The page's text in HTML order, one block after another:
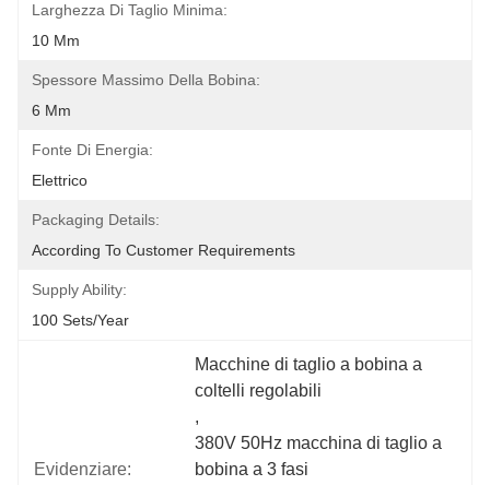
Larghezza Di Taglio Minima:
10 Mm
Spessore Massimo Della Bobina:
6 Mm
Fonte Di Energia:
Elettrico
Packaging Details:
According To Customer Requirements
Supply Ability:
100 Sets/year
Evidenziare:
Macchine di taglio a bobina a
coltelli regolabili
,
380V 50Hz macchina di taglio a
bobina a 3 fasi